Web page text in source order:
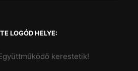
LOGÓD HELYE:
kerestetik!